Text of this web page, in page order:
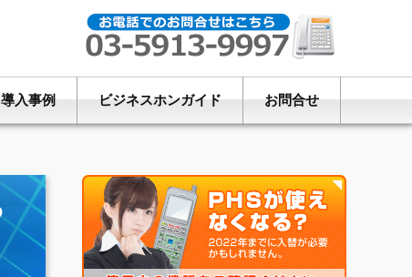
導入事例 ビジネスホンガイド お問合せ